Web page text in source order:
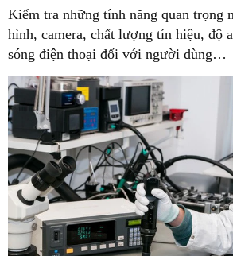
Kiểm tra những tính năng quan trọng
hình, camera, chất lượng tín hiệu, độ
sóng điện thoại đối với người dùng…